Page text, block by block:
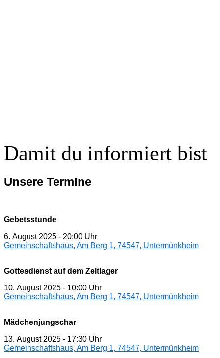
Damit du informiert bist
Unsere Termine
Gebetsstunde
6. August 2025 - 20:00 Uhr
Gemeinschaftshaus, Am Berg 1, 74547, Untermünkheim
Gottesdienst auf dem Zeltlager
10. August 2025 - 10:00 Uhr
Gemeinschaftshaus, Am Berg 1, 74547, Untermünkheim
Mädchenjungschar
13. August 2025 - 17:30 Uhr
Gemeinschaftshaus, Am Berg 1, 74547, Untermünkheim